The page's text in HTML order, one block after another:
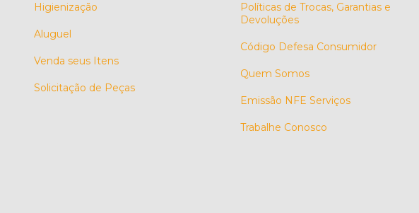
Higienização
Aluguel
Venda seus Itens
Solicitação de Peças
Políticas de Trocas, Garantias e
Devoluções
Código Defesa Consumidor
Quem Somos
Emissão NFE Serviços
Trabalhe Conosco